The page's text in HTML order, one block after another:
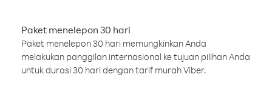
Paket menelepon 30 hari
Paket menelepon 30 hari memungkinkan Anda
melakukan panggilan internasional ke tujuan pilihan Anda
untuk durasi 30 hari dengan tarif murah Viber.